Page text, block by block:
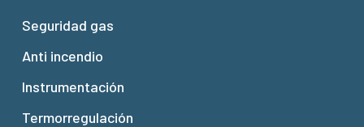
Seguridad gas
Anti incendio
Instrumentación
Termorregulación